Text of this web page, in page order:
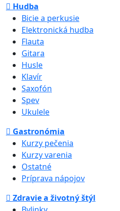
Hudba
Bicie a perkusie
Elektronická hudba
Flauta
Gitara
Husle
Klavír
Saxofón
Spev
Ukulele
Gastronómia
Kurzy pečenia
Kurzy varenia
Ostatné
Príprava nápojov
Zdravie a životný štýl